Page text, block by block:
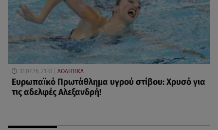
31.07.26, 21:41 ΑΘΛΗΤΙΚΑ
Ευρωπαϊκό Πρωτάθλημα υγρού στίβου: Χρυσό για
τις αδελφές Αλεξανδρή!